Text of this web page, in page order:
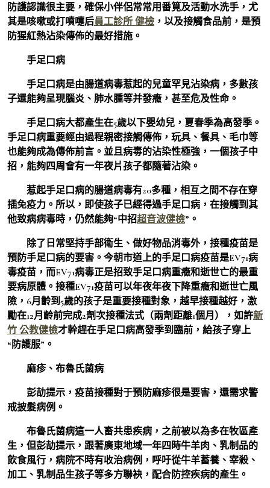
防護認識很主要，確保小伴侶常常用番筧及活動水洗手，尤
其是咳嗽或打噴嚏后員工診所 健檢 ，以及接觸食品前，是預
防猩紅熱沾染傳佈的最好措施。
手足口病
手足口病是由腸道病毒惹起的兒童罕見沾染病，多數孩
子還能夠呈現腦炎、肺水腫等并發癥，甚至危及性命。
手足口病大都產生在5歲以下嬰幼兒，夏春季為高發季。
手足口病重要經由過程親密接觸傳佈，玩具、餐具、毛巾等
也能夠成為傳佈前言。並且病毒的沾染性極強，一個孩子中
招，能夠四周會有一年夜片孩子都隨著沾染。
惹起手足口病的腸道病毒有20多種，相互之間不存在穿
插免疫力。所以，即使孩子已經得過手足口病，在接觸到其
他致病病毒時，仍然能夠“中招超音波健檢”。
除了日常堅持手部衛生、做好物品消毒外，接種疫苗是
預防手足口病的要害。今朝市道上的手足口病疫苗是EV71病
毒疫苗，而EV71病毒正是招致手足口病重癥和逝世亡的最重
要病原體。接種EV71疫苗可以年夜年夜下降重癥和逝世亡風
險，6月齡到5歲的孩子是重要接種對象，越早接種越好，激
勵在12月齡前完成2劑次接種法式（兩劑距離1個月），如許新
竹 公教健檢才幹趕在手足口病高發季到臨前，給孩子穿上
“防護服”。
麻疹、布魯氏菌病
彭劼提示，疫苗接種對于預防麻疹很是要害，還需求警
戒披髮病例。
布魯氏菌病這一人畜共患疾病，之前被以為多在牧區產
生，但彭劼提示，跟著廣東地域一年四時牛羊肉、乳制品的
飲食風行，病院不時有收治病例，呼吁從牛羊蓄養、宰殺、
加工、乳制品生孩子等多方聯袂，配合防控疾病的產生。